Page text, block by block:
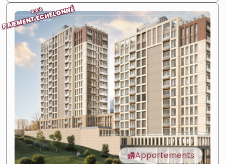
Investissement—Fort potentiel
⭐⭐⭐
PAIEMENT ÉCHELONNÉ
Appartements